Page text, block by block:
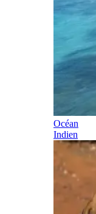
Océan
Indien